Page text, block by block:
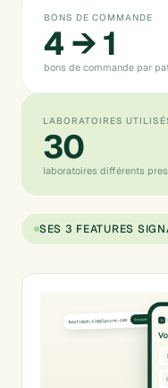
BONS DE COMMANDE
4 → 1
bons de commande par
LABORATOIRES
30
laboratoires différents
SES 3 FEATURES